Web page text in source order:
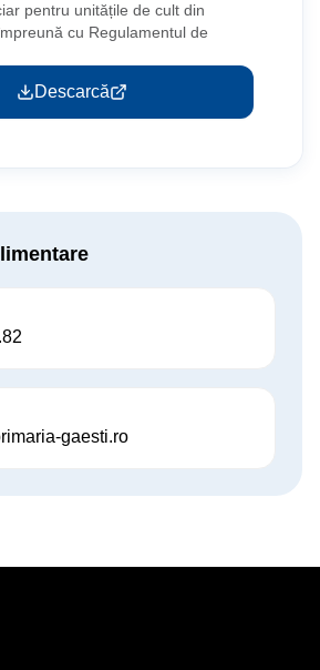
pentru unitățile de cult din
cu Regulamentul de
Descarcă
gaesti.ro